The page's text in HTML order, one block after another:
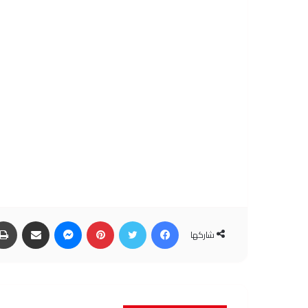
شاركها
فيسبوك تويتر بينتيريست ماسنجر مشاركة عبر البريد